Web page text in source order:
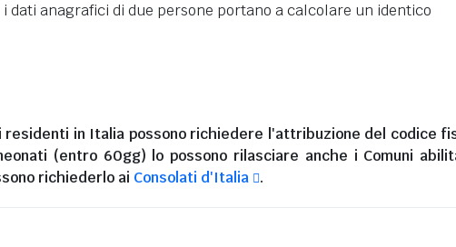
dati anagrafici di due persone portano a calcolare un identico
in Italia possono richiedere l'attribuzione del codice
(entro 60gg) lo possono rilasciare anche i Comuni
richiederlo ai Consolati d'Italia .